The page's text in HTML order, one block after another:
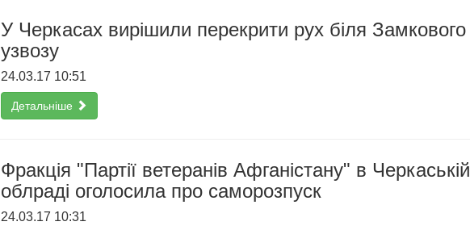
У Черкасах вирішили перекрити рух біля Замкового
узвозу
24.03.17 10:51
Детальніше
Фракція "Партії ветеранів Афганістану" в Черкаській
облраді оголосила про саморозпуск
24.03.17 10:31